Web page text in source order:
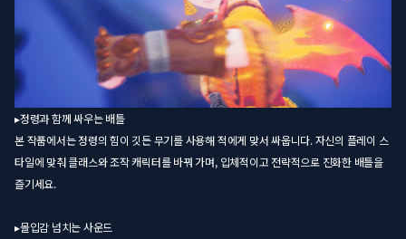
▸정령과 함께 싸우는 배틀
본 작품에서는 정령의 힘이 깃든 무기를 사용해 적에게 맞서 싸웁니다. 자신의 플레이 스
타일에 맞춰 클래스와 조작 캐릭터를 바꿔 가며, 입체적이고 전략적으로 진화한 배틀을
즐기세요.
▸몰입감 넘치는 사운드